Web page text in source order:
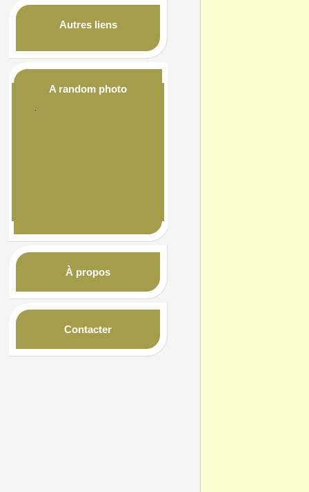
Autres liens
A random photo
À propos
Contacter